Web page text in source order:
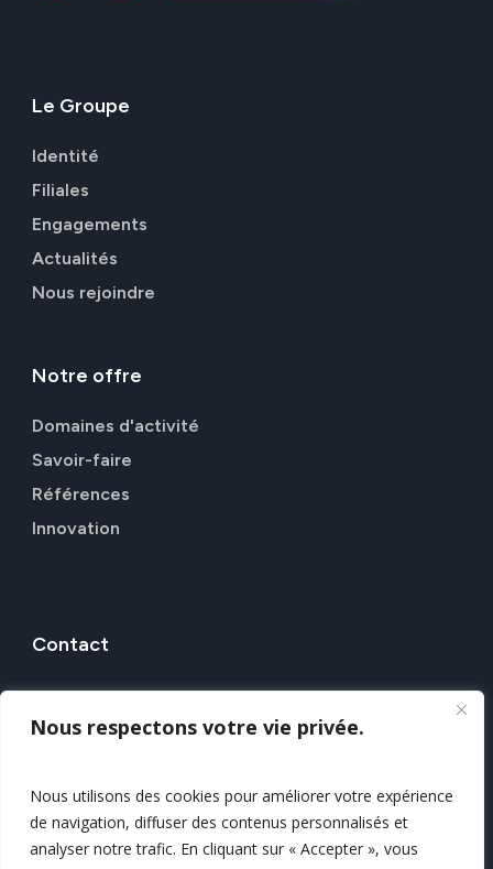
Nous respectons votre vie privée.
Nous utilisons des cookies pour améliorer votre expérience
de navigation, diffuser des contenus personnalisés et
analyser notre trafic. En cliquant sur « Accepter », vous
Le Groupe
Identité
Filiales
Engagements
Actualités
Nous rejoindre
Notre offre
Domaines d'activité
Savoir-faire
Références
Innovation
Contact
7 Rue Alfred Kastler, 44307 NANTES
Mentions légales